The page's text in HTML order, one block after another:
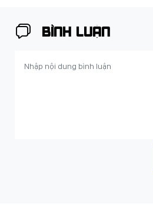
BÌNH LUẬN